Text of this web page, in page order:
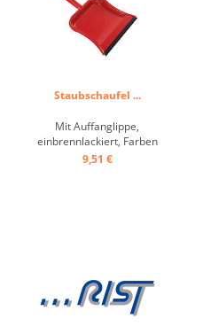
Staubschaufel ...
Mit Auffanglippe,
einbrennlackiert, Farben
sortiert ...
9,51 €